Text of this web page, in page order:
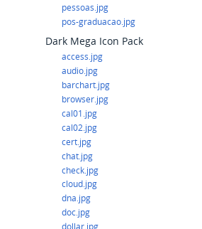
pessoas.jpg
pos-graduacao.jpg
Dark Mega Icon Pack
access.jpg
audio.jpg
barchart.jpg
browser.jpg
cal01.jpg
cal02.jpg
cert.jpg
chat.jpg
check.jpg
cloud.jpg
dna.jpg
doc.jpg
dollar.jpg